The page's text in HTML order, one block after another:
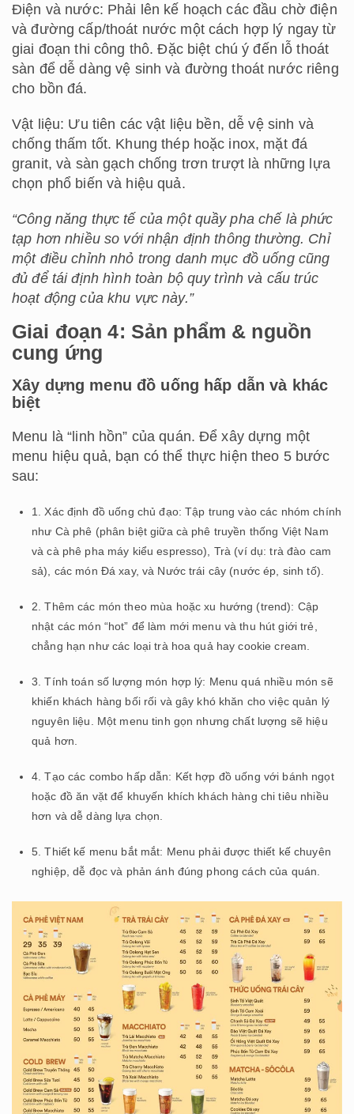
Điện và nước: Phải lên kế hoạch các đầu chờ điện
và đường cấp/thoát nước một cách hợp lý ngay từ
giai đoạn thi công thô. Đặc biệt chú ý đến lỗ thoát
sàn để dễ dàng vệ sinh và đường thoát nước riêng
cho bồn đá.
Vật liệu: Ưu tiên các vật liệu bền, dễ vệ sinh và
chống thấm tốt. Khung thép hoặc inox, mặt đá
granit, và sàn gạch chống trơn trượt là những lựa
chọn phổ biến và hiệu quả.
“Công năng thực tế của một quầy pha chế là phức
tạp hơn nhiều so với nhận định thông thường. Chỉ
một điều chỉnh nhỏ trong danh mục đồ uống cũng
đủ để tái định hình toàn bộ quy trình và cấu trúc
hoạt động của khu vực này.”
Giai đoạn 4: Sản phẩm & nguồn
cung ứng
Xây dựng menu đồ uống hấp dẫn và khác
biệt
Menu là “linh hồn” của quán. Để xây dựng một
menu hiệu quả, bạn có thể thực hiện theo 5 bước
sau:
1. Xác định đồ uống chủ đạo: Tập trung vào các nhóm chính
như Cà phê (phân biệt giữa cà phê truyền thống Việt Nam
và cà phê pha máy kiểu espresso), Trà (ví dụ: trà đào cam
sả), các món Đá xay, và Nước trái cây (nước ép, sinh tố).
2. Thêm các món theo mùa hoặc xu hướng (trend): Cập
nhật các món “hot” để làm mới menu và thu hút giới trẻ,
chẳng hạn như các loại trà hoa quả hay cookie cream.
3. Tính toán số lượng món hợp lý: Menu quá nhiều món sẽ
khiến khách hàng bối rối và gây khó khăn cho việc quản lý
nguyên liệu. Một menu tinh gọn nhưng chất lượng sẽ hiệu
quả hơn.
4. Tạo các combo hấp dẫn: Kết hợp đồ uống với bánh ngọt
hoặc đồ ăn vặt để khuyến khích khách hàng chi tiêu nhiều
hơn và dễ dàng lựa chọn.
5. Thiết kế menu bắt mắt: Menu phải được thiết kế chuyên
nghiệp, dễ đọc và phản ánh đúng phong cách của quán.